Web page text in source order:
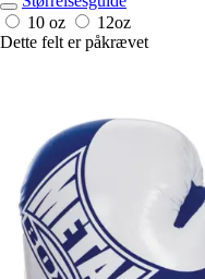
10 oz
12oz
Dette felt er påkrævet